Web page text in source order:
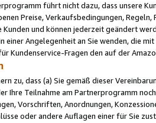
führt nicht dazu, dass unsere
Preise, Verkaufsbedingungen,
und können jederzeit geändert
einer Angelegenheit an Sie wenden, die
Kundenservice-Fragen den auf der
zu, dass (a) Sie gemäß dieser
Ihre Teilnahme am Partnerprogramm
Vorschriften, Anordnungen,
oder andere Auflagen einer für Sie